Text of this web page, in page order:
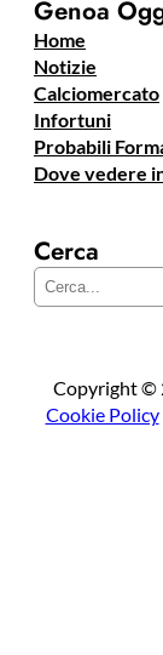
Genoa
Home
Notizie
Calciomercato
Infortuni
Probabili
Dove vedere
Cerca
Copyright ©
Cookie Policy